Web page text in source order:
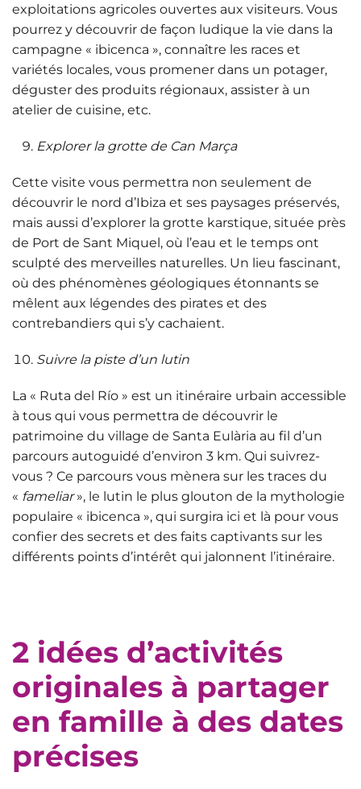
exploitations agricoles ouvertes aux visiteurs. Vous
pourrez y découvrir de façon ludique la vie dans la
campagne « ibicenca », connaître les races et
variétés locales, vous promener dans un potager,
déguster des produits régionaux, assister à un
atelier de cuisine, etc.
Explorer la grotte de Can Marça
Cette visite vous permettra non seulement de
découvrir le nord d’Ibiza et ses paysages préservés,
mais aussi d’explorer la grotte karstique, située près
de Port de Sant Miquel, où l’eau et le temps ont
sculpté des merveilles naturelles. Un lieu fascinant,
où des phénomènes géologiques étonnants se
mêlent aux légendes des pirates et des
contrebandiers qui s’y cachaient.
Suivre la piste d’un lutin
La « Ruta del Río » est un itinéraire urbain accessible
à tous qui vous permettra de découvrir le
patrimoine du village de Santa Eulària au fil d’un
parcours autoguidé d’environ 3 km. Qui suivrez-
vous ? Ce parcours vous mènera sur les traces du
« fameliar», le lutin le plus glouton de la mythologie
populaire « ibicenca », qui surgira ici et là pour vous
confier des secrets et des faits captivants sur les
différents points d’intérêt qui jalonnent l’itinéraire.
2 idées d’activités
originales à partager
en famille à des dates
précises